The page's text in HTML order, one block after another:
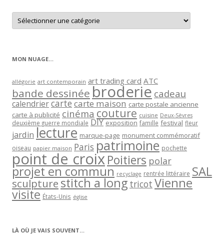
Retrouver
les
articles
MON NUAGE…
allégorie art contemporain art trading card ATC
bande dessinée broderie cadeau
calendriercartecarte maison carte postale ancienne
carte à publicité cinéma couture cuisine Deux-Sèvres
deuxième guerre mondiale DIY exposition famille festival fleur
jardin lecture marque-page monument commémoratif
oiseau papier maison Paris patrimoine pochette
point de croixPoitiers polar
projet en commun recyclage rentrée littéraire SAL
sculpturestitch a long tricot Vienne
visite États-Unis église
LÀ OÙ JE VAIS SOUVENT…